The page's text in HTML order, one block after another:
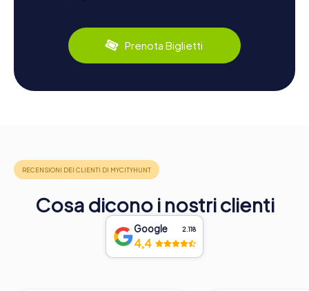
Prenota Biglietti
Cosa dicono i nostri clienti
Google 2.118
4,4